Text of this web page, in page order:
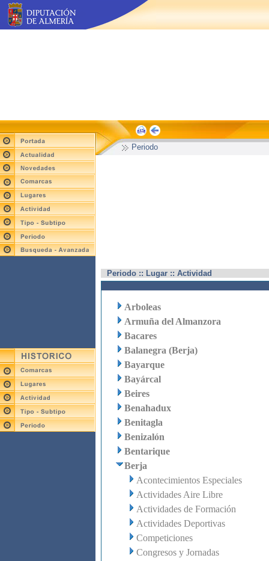
Periodo
Periodo :: Lugar :: Actividad
Arboleas
Armuña del Almanzora
Bacares
Balanegra (Berja)
Bayarque
Bayárcal
Beires
Benahadux
Benitagla
Benizalón
Bentarique
Berja
Acontecimientos Especiales
Actividades Aire Libre
Actividades de Formación
Actividades Deportivas
Competiciones
Congresos y Jornadas